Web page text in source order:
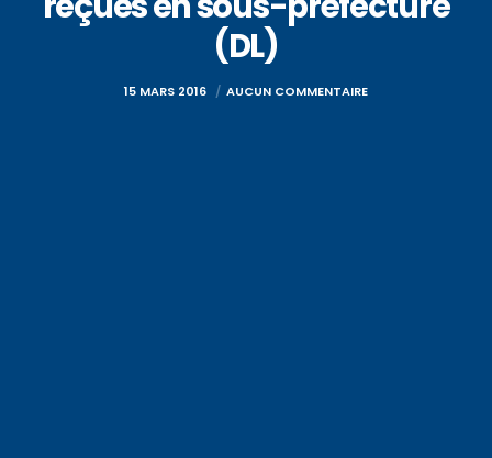
(DL)
15 MARS 2016 AUCUN COMMENTAIRE